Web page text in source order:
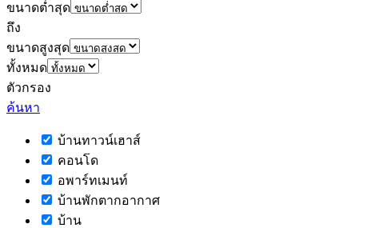
ขนาดต่ำสุด
ถึง
ขนาดสูงสุด
ทั้งหมด
ตัวกรอง
ค้นหา
บ้านทาวน์เฮาส์
คอนโด
อพาร์ทเมนท์
บ้านพักตากอากาศ
บ้าน